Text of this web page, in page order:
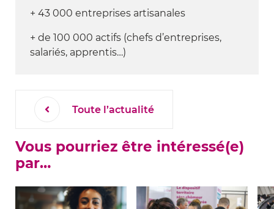
+ 43 000 entreprises artisanales
+ de 100 000 actifs (chefs d’entreprises,
salariés, apprentis…)
Toute l’actualité
Vous pourriez être intéressé(e)
par…